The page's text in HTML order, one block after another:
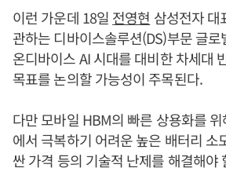
이런 가운데 18일 전영현 삼성전자 대
관하는 디바이스솔루션(DS)부문 글
온디바이스 AI 시대를 대비한 차세대
목표를 논의할 가능성이 주목된다.
다만 모바일 HBM의 빠른 상용화를
에서 극복하기 어려운 높은 배터리 소
싼 가격 등의 기술적 난제를 해결해야